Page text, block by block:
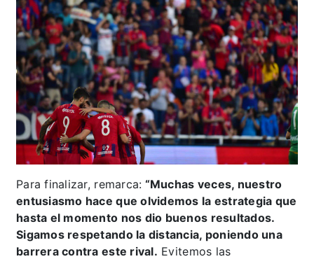
Para finalizar, remarca: “Muchas veces, nuestro
entusiasmo hace que olvidemos la estrategia que
hasta el momento nos dio buenos resultados.
Sigamos respetando la distancia, poniendo una
barrera contra este rival. Evitemos las